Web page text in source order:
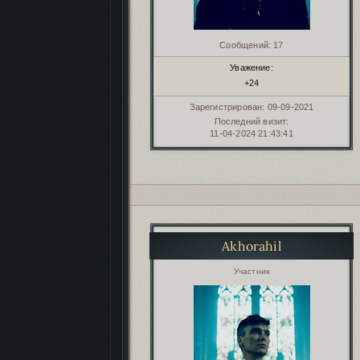
Сообщений: 17
Уважение:
+24
Зарегистрирован: 09-09-2021
Последний визит:
11-04-2024 21:43:41
Akhorahil
Участник